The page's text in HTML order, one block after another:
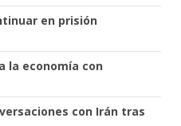
en prisión
la economía con
con Irán tras